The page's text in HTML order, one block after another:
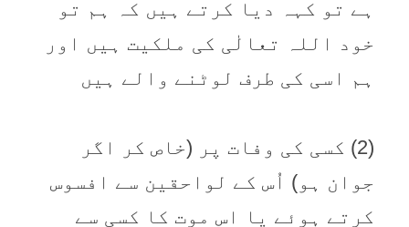
ہے تو کہہ دیا کرتے ہیں کہ ہم تو
خود اللہ تعالٰی کی ملکیت ہیں اور
ہم اسی کی طرف لوٹنے والے ہیں
(2) کسی کی وفات پر (خاص کر اگر
جوان ہو) اُس کے لواحقین سے افسوس
کرتے ہوئے یا اس موت کا کسی سے